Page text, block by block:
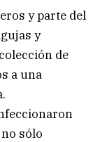
y parte del
y
de
a una
sólo